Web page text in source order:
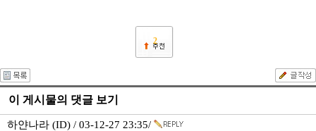
2
이 게시물의 댓글 보기
하얀나라 (ID) / 03-12-27 23:35/